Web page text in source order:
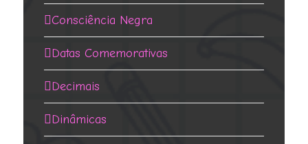
Consciência Negra
Datas Comemorativas
Decimais
Dinâmicas